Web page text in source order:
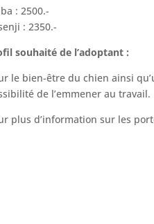
: 2500.-
: 2350.-
souhaité de l’adoptant :
le bien-être du chien ainsi
de l’emmener au travail.
plus d’information sur les